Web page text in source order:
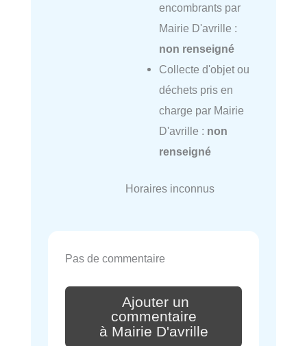
encombrants par
Mairie D'avrille :
non renseigné
Collecte d'objet ou
déchets pris en
charge par Mairie
D'avrille : non
renseigné
Horaires inconnus
Pas de commentaire
Ajouter un
commentaire
à Mairie D'avrille